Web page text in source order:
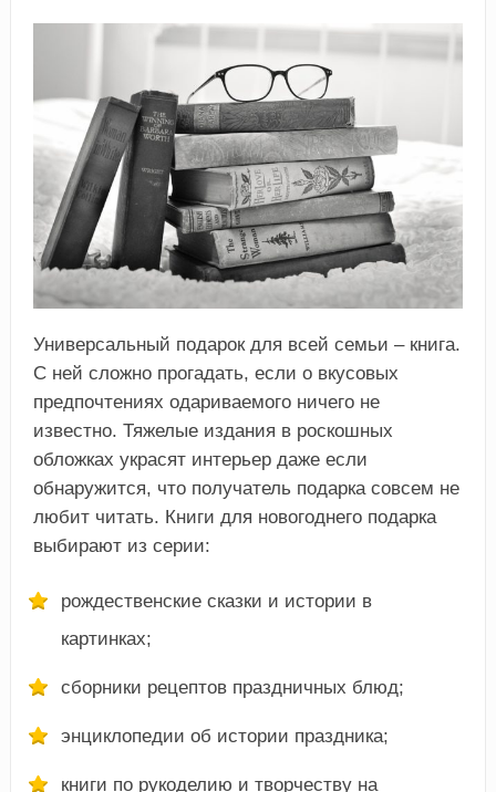
Универсальный подарок для всей семьи – книга.
С ней сложно прогадать, если о вкусовых
предпочтениях одариваемого ничего не
известно. Тяжелые издания в роскошных
обложках украсят интерьер даже если
обнаружится, что получатель подарка совсем не
любит читать. Книги для новогоднего подарка
выбирают из серии:
рождественские сказки и истории в
картинках;
сборники рецептов праздничных блюд;
энциклопедии об истории праздника;
книги по рукоделию и творчеству на